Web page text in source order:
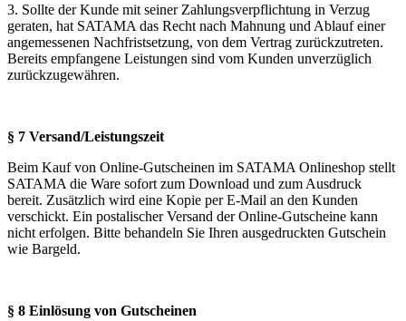
3. Sollte der Kunde mit seiner Zahlungsverpflichtung in Verzug
geraten, hat SATAMA das Recht nach Mahnung und Ablauf einer
angemessenen Nachfristsetzung, von dem Vertrag zurückzutreten.
Bereits empfangene Leistungen sind vom Kunden unverzüglich
zurückzugewähren.
§ 7 Versand/Leistungszeit
Beim Kauf von Online-Gutscheinen im SATAMA Onlineshop stellt
SATAMA die Ware sofort zum Download und zum Ausdruck
bereit. Zusätzlich wird eine Kopie per E-Mail an den Kunden
verschickt. Ein postalischer Versand der Online-Gutscheine kann
nicht erfolgen. Bitte behandeln Sie Ihren ausgedruckten Gutschein
wie Bargeld.
§ 8 Einlösung von Gutscheinen